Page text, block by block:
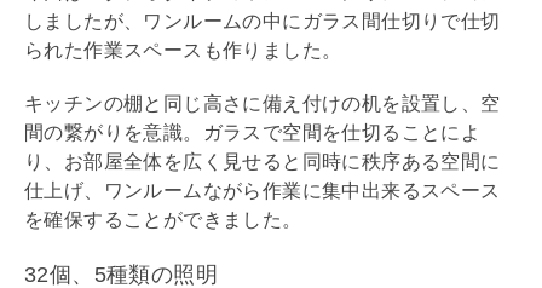
しましたが、ワンルームの中にガラス間仕切りで仕切
られた作業スペースも作りました。
キッチンの棚と同じ高さに備え付けの机を設置し、空
間の繋がりを意識。ガラスで空間を仕切ることによ
り、お部屋全体を広く見せると同時に秩序ある空間に
仕上げ、ワンルームながら作業に集中出来るスペース
を確保することができました。
32個、5種類の照明